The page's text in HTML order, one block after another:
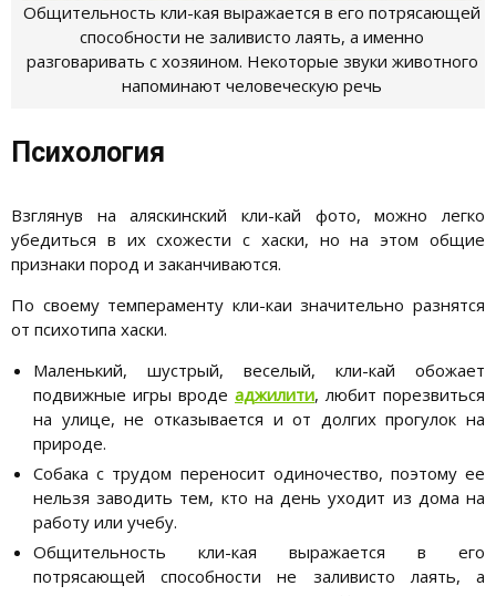
Общительность кли-кая выражается в его потрясающей
способности не заливисто лаять, а именно
разговаривать с хозяином. Некоторые звуки животного
напоминают человеческую речь
Психология
Взглянув на аляскинский кли-кай фото, можно легко
убедиться в их схожести с хаски, но на этом общие
признаки пород и заканчиваются.
По своему темпераменту кли-каи значительно разнятся
от психотипа хаски.
Маленький, шустрый, веселый, кли-кай обожает
подвижные игры вроде аджилити, любит порезвиться
на улице, не отказывается и от долгих прогулок на
природе.
Собака с трудом переносит одиночество, поэтому ее
нельзя заводить тем, кто на день уходит из дома на
работу или учебу.
Общительность кли-кая выражается в его
потрясающей способности не заливисто лаять, а